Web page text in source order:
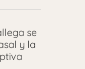
se
y la